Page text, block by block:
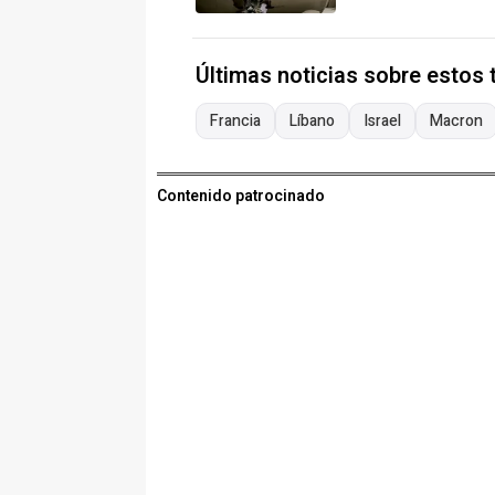
Últimas noticias sobre estos
Francia Líbano Israel Macron
Contenido patrocinado